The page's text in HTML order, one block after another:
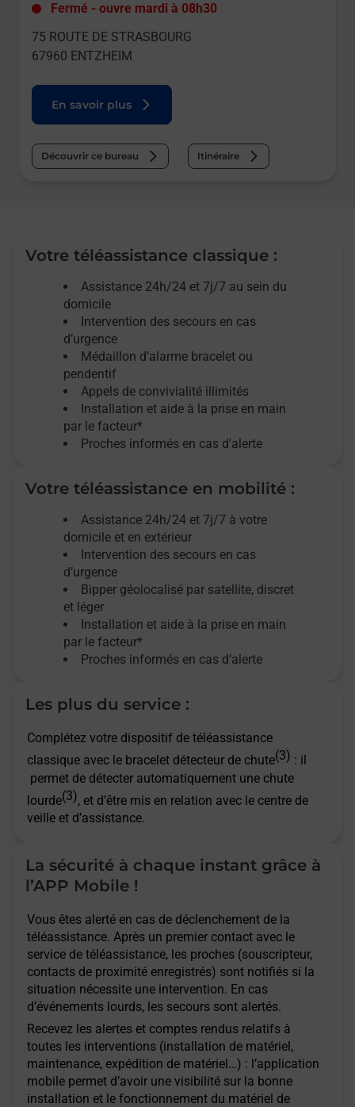
Fermé - ouvre mardi à 08h30
75 ROUTE DE STRASBOURG
67960 ENTZHEIM
En savoir plus
Découvrir ce bureau Itinéraire
Votre téléassistance classique :
Assistance 24h/24 et 7j/7 au sein du
domicile
Intervention des secours en cas
d’urgence
Médaillon d’alarme bracelet ou
pendentif
Appels de convivialité illimités
Installation et aide à la prise en main
par le facteur*
Proches informés en cas d'alerte
Votre téléassistance en mobilité :
Assistance 24h/24 et 7j/7 à votre
domicile et en extérieur
Intervention des secours en cas
d’urgence
Bipper géolocalisé par satellite, discret
et léger
Installation et aide à la prise en main
par le facteur*
Proches informés en cas d’alerte
Les plus du service :
Complétez votre dispositif de téléassistance
classique avec le bracelet détecteur de chute(3) : il
permet de détecter automatiquement une chute
lourde(3), et d’être mis en relation avec le centre de
veille et d’assistance.
La sécurité à chaque instant grâce à
l’APP Mobile !
Vous êtes alerté en cas de déclenchement de la
téléassistance. Après un premier contact avec le
service de téléassistance, les proches (souscripteur,
contacts de proximité enregistrés) sont notifiés si la
situation nécessite une intervention. En cas
d’événements lourds, les secours sont alertés.
Recevez les alertes et comptes rendus relatifs à
toutes les interventions (installation de matériel,
maintenance, expédition de matériel…) : l’application
mobile permet d’avoir une visibilité sur la bonne
installation et le fonctionnement du matériel de